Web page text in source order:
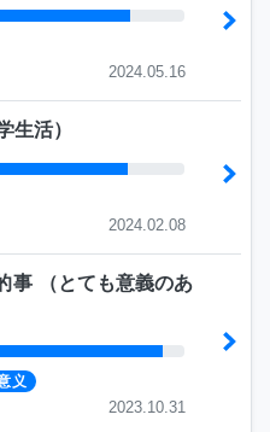
2024.05.16
生活）
2024.02.08
事 （とても意義のあ
义
2023.10.31